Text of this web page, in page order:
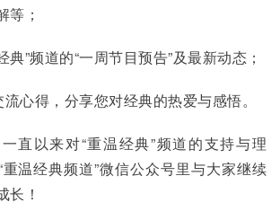
等；
典”频道的“一周节目预告”及最新动态；
心得，分享您对经典的热爱与感悟。
直以来对“重温经典”频道的支持与理
温经典频道”微信公众号里与大家继续
长！